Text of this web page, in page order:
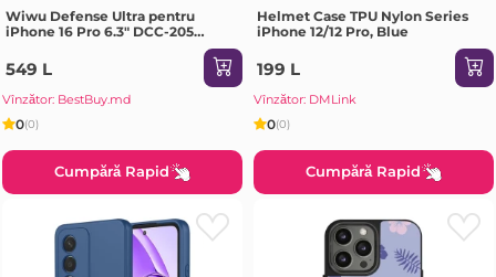
Wiwu Defense Ultra pentru
iPhone 16 Pro 6.3" DCC-205
549 L
Vînzător: BestBuy.md
0(0)
Cumpără Rapid
Helmet Case TPU Nylon Series
iPhone 12/12 Pro, Blue
199 L
Vînzător: DMLink
0(0)
Cumpără Rapid